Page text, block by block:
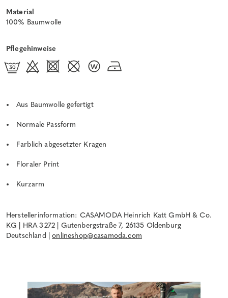
Material
100% Baumwolle
Pflegehinweise
Aus Baumwolle gefertigt
Normale Passform
Farblich abgesetzter Kragen
Floraler Print
Kurzarm
Herstellerinformation: CASAMODA Heinrich Katt GmbH & Co.
KG | HRA 3272 | Gutenbergstraße 7, 26135 Oldenburg
Deutschland |onlineshop@casamoda.com